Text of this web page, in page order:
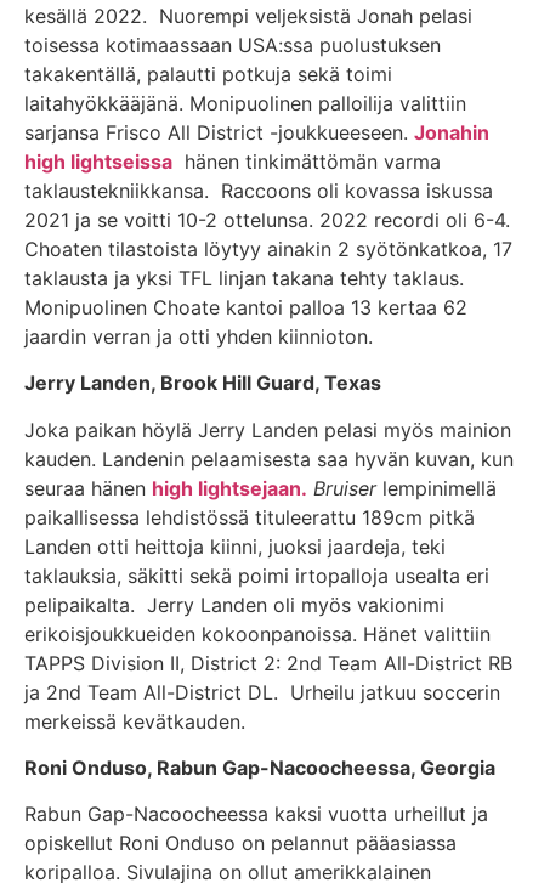
kesällä 2022. Nuorempi veljeksistä Jonah pelasi
toisessa kotimaassaan USA:ssa puolustuksen
takakentällä, palautti potkuja sekä toimi
laitahyökkääjänä. Monipuolinen palloilija valittiin
sarjansa Frisco All District -joukkueeseen. Jonahin
high lightseissa hänen tinkimättömän varma
taklaustekniikkansa. Raccoons oli kovassa iskussa
2021 ja se voitti 10-2 ottelunsa. 2022 recordi oli 6-4.
Choaten tilastoista löytyy ainakin 2 syötönkatkoa, 17
taklausta ja yksi TFL linjan takana tehty taklaus.
Monipuolinen Choate kantoi palloa 13 kertaa 62
jaardin verran ja otti yhden kiinnioton.
Jerry Landen, Brook Hill Guard, Texas
Joka paikan höylä Jerry Landen pelasi myös mainion
kauden. Landenin pelaamisesta saa hyvän kuvan, kun
seuraa hänen high lightsejaan. Bruiserlempinimellä
paikallisessa lehdistössä tituleerattu 189cm pitkä
Landen otti heittoja kiinni, juoksi jaardeja, teki
taklauksia, säkitti sekä poimi irtopalloja usealta eri
pelipaikalta. Jerry Landen oli myös vakionimi
erikoisjoukkueiden kokoonpanoissa. Hänet valittiin
TAPPS Division II, District 2: 2nd Team All-District RB
ja 2nd Team All-District DL. Urheilu jatkuu soccerin
merkeissä kevätkauden.
Roni Onduso, Rabun Gap-Nacoocheessa, Georgia
Rabun Gap-Nacoocheessa kaksi vuotta urheillut ja
opiskellut Roni Onduso on pelannut pääasiassa
koripalloa. Sivulajina on ollut amerikkalainen